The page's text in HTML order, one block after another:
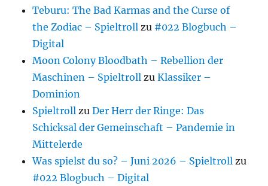
Teburu: The Bad Karmas and the Curse of
the Zodiac – Spieltroll zu #022 Blogbuch –
Digital
Moon Colony Bloodbath – Rebellion der
Maschinen – Spieltroll zuKlassiker –
Dominion
Spieltroll zuDer Herr der Ringe: Das
Schicksal der Gemeinschaft – Pandemie in
Mittelerde
Was spielst du so? – Juni 2026 – Spieltroll zu
#022 Blogbuch – Digital